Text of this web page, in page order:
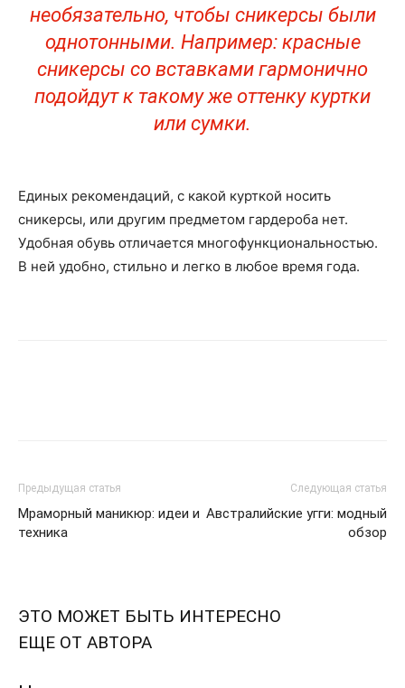
необязательно, чтобы сникерсы были
однотонными. Например: красные
сникерсы со вставками гармонично
подойдут к такому же оттенку куртки
или сумки.
Единых рекомендаций, с какой курткой носить
сникерсы, или другим предметом гардероба нет.
Удобная обувь отличается многофункциональностью.
В ней удобно, стильно и легко в любое время года.
Предыдущая статья
Мраморный маникюр: идеи и
техника
Следующая статья
Австралийские угги: модный
обзор
ЭТО МОЖЕТ БЫТЬ ИНТЕРЕСНО
ЕЩЕ ОТ АВТОРА